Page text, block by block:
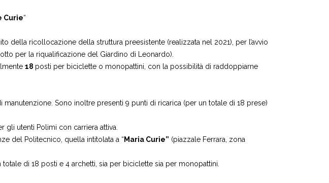
Curie“
ricollocazione della struttura preesistente (realizzata nel 2021), per l’avvio
per la riqualificazione del Giardino di Leonardo).
18 posti per biciclette o monopattini, con la possibilità di raddoppiarne
Sono inoltre presenti 9 punti di ricarica (per un totale di 18 prese)
utenti Polimi con carriera attiva.
del Politecnico, quella intitolata a “ Maria Curie” (piazzale Ferrara, zona
di 18 posti e 4 archetti, sia per biciclette sia per monopattini.